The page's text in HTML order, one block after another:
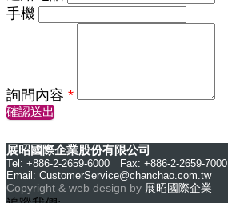
手機
詢問內容 *
確認送出
展昭國際企業股份有限公司
Tel: +886-2-2659-6000 Fax: +886-2-2659-7000
Email: CustomerService@chanchao.com.tw
Copyright & web design by 展昭國際企業